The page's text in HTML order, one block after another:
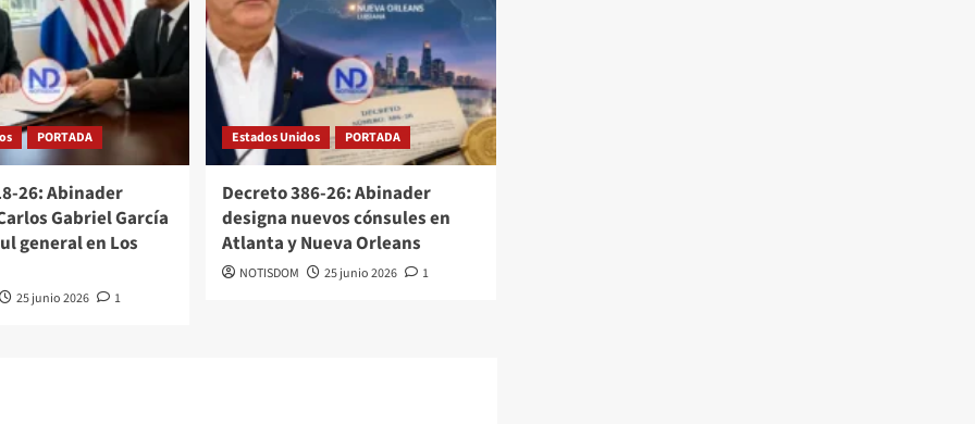
PORTADA
26: Abinader
Gabriel García
general en Los
25 junio 2026 1
Estados Unidos PORTADA
Decreto 386-26: Abinader
designa nuevos cónsules en
Atlanta y Nueva Orleans
NOTISDOM 25 junio 2026 1